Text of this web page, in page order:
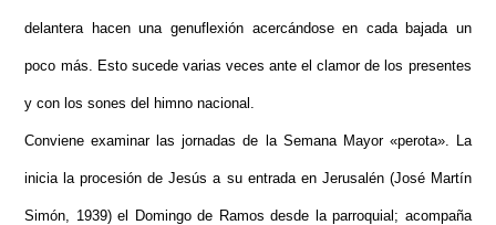
delantera hacen una genuflexión acercándose en cada bajada un
poco más. Esto sucede varias veces ante el clamor de los presentes
y con los sones del himno nacional.
Conviene examinar las jornadas de la Semana Mayor «perota». La
inicia la procesión de Jesús a su entrada en Jerusalén (José Martín
Simón, 1939) el Domingo de Ramos desde la parroquial; acompaña